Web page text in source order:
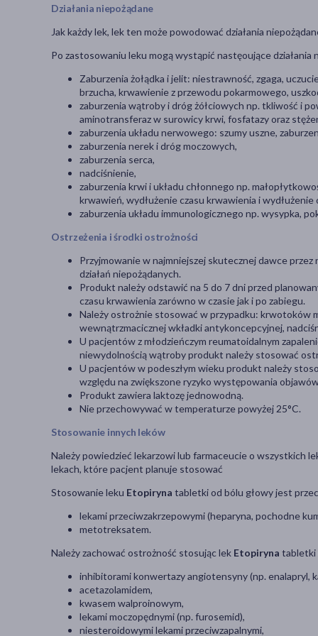
Działania niepożądane
Jak każdy lek, lek ten może powodować działania
Po zastosowaniu leku mogą wystąpić nastęoujące działania
Zaburzenia żołądka i jelit: niestrawność, zgaga,
brzucha, krwawienie z przewodu pokarmowego,
zaburzenia wątroby i dróg żółciowych np. tkliwość i
aminotransferaz w surowicy krwi, fosfatazy oraz
zaburzenia układu nerwowego: szumy uszne,
zaburzenia nerek i dróg moczowych,
zaburzenia serca,
nadciśnienie,
zaburzenia krwi i układu chłonnego np.
krwawień, wydłużenie czasu krwawienia i
zaburzenia układu immunologicznego np. wysypka,
Ostrzeżenia i środki ostrożności
Przyjmowanie w najmniejszej skutecznej dawce
działań niepożądanych.
Produkt należy odstawić na 5 do 7 dni przed
czasu krwawienia zarówno w czasie jak i po zabiegu.
Należy ostrożnie stosować w przypadku: krwotoków
wewnątrzmacicznej wkładki antykoncepcyjnej,
U pacjentów z młodzieńczym reumatoidalnym
niewydolnością wątroby produkt należy stosować
U pacjentów w podeszłym wieku produkt należy
względu na zwiększone ryzyko występowania
Produkt zawiera laktozę jednowodną.
Nie przechowywać w temperaturze powyżej 25°C.
Stosowanie innych leków
Należy powiedzieć lekarzowi lub farmaceucie o wszystkich
lekach, które pacjent planuje stosować
Stosowanie leku Etopiryna tabletki od bólu głowy jest
lekami przeciwzakrzepowymi (heparyna, pochodne
metotreksatem.
Należy zachować ostrożność stosując lek Etopiryna tabletki
inhibitorami konwertazy angiotensyny (np. enalapryl,
acetazolamidem,
kwasem walproinowym,
lekami moczopędnymi (np. furosemid),
niesteroidowymi lekami przeciwzapalnymi,